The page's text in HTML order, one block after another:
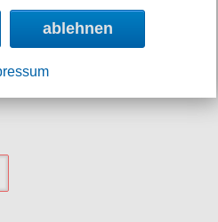
per E-Mail erhalten.
ablehnen